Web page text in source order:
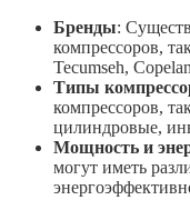
Бренды:
компрессоров,
Tecumseh,
Типы
компрессоров,
цилиндровые,
Мощность и
могут иметь